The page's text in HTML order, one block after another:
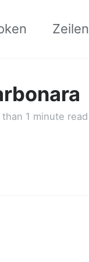
Zeilen
than 1 minute read